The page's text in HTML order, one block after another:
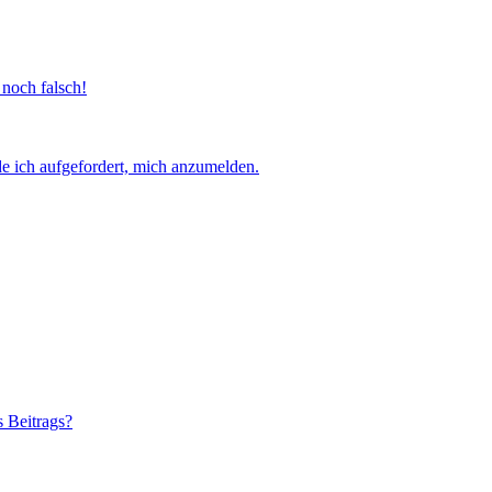
falsch!
ich aufgefordert, mich anzumelden.
Beitrags?